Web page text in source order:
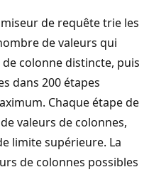
de requête trie les
de valeurs qui
colonne distincte, puis
dans 200 étapes
Chaque étape de
valeurs de colonnes,
limite supérieure. La
de colonnes possibles